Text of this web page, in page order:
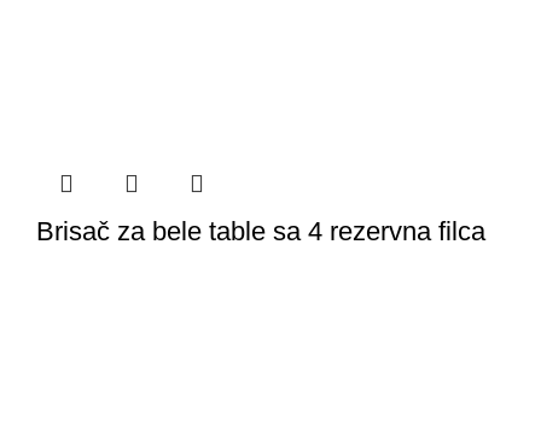
Brisač za bele table sa 4 rezervna filca